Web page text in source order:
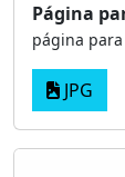
Página
página
JPG